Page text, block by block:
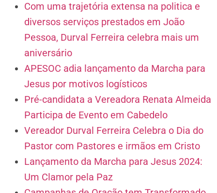
Com uma trajetória extensa na politica e
diversos serviços prestados em João
Pessoa, Durval Ferreira celebra mais um
aniversário
APESOC adia lançamento da Marcha para
Jesus por motivos logísticos
Pré-candidata a Vereadora Renata Almeida
Participa de Evento em Cabedelo
Vereador Durval Ferreira Celebra o Dia do
Pastor com Pastores e irmãos em Cristo
Lançamento da Marcha para Jesus 2024:
Um Clamor pela Paz